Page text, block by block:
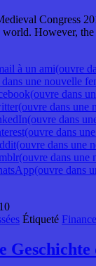
Congress
However,
à un ami(ouvre
une nouvelle
dans
dans une
dans
dans
dans une
dans une
dans
Étiqueté Finance